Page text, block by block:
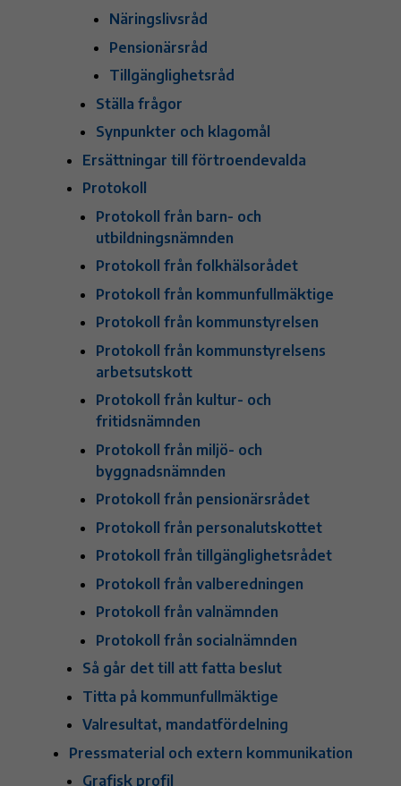
Näringslivsråd
Pensionärsråd
Tillgänglighetsråd
Ställa frågor
Synpunkter och klagomål
Ersättningar till förtroendevalda
Protokoll
Protokoll från barn- och
utbildningsnämnden
Protokoll från folkhälsorådet
Protokoll från kommunfullmäktige
Protokoll från kommunstyrelsen
Protokoll från kommunstyrelsens
arbetsutskott
Protokoll från kultur- och
fritidsnämnden
Protokoll från miljö- och
byggnadsnämnden
Protokoll från pensionärsrådet
Protokoll från personalutskottet
Protokoll från tillgänglighetsrådet
Protokoll från valberedningen
Protokoll från valnämnden
Protokoll från socialnämnden
Så går det till att fatta beslut
Titta på kommunfullmäktige
Valresultat, mandatfördelning
Pressmaterial och extern kommunikation
Grafisk profil